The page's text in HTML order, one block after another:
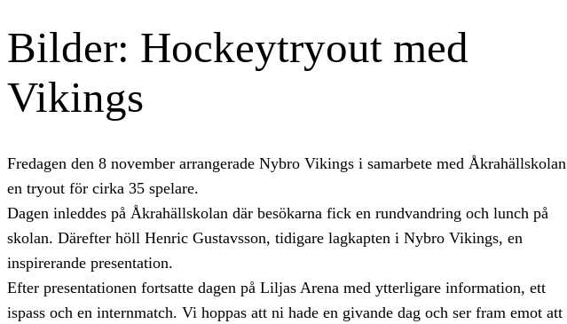
Bilder: Hockeytryout med
Vikings
Fredagen den 8 november arrangerade Nybro Vikings i samarbete med Åkrahällskolan
en tryout för cirka 35 spelare.
Dagen inleddes på Åkrahällskolan där besökarna fick en rundvandring och lunch på
skolan. Därefter höll Henric Gustavsson, tidigare lagkapten i Nybro Vikings, en
inspirerande presentation.
Efter presentationen fortsatte dagen på Liljas Arena med ytterligare information, ett
ispass och en internmatch. Vi hoppas att ni hade en givande dag och ser fram emot att